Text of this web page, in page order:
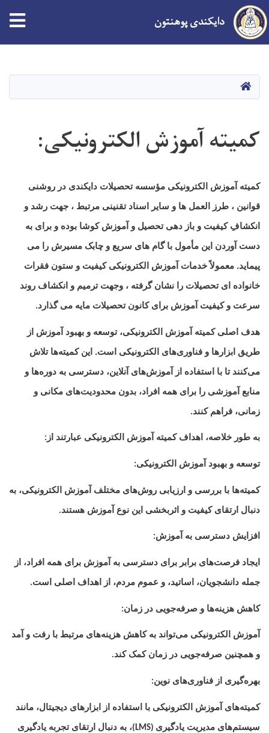
دایکندی پوهنتون
کور
کمیته آموزش الکترونیکی:
کمیته آموزش الکترونیکی مؤسسه تحصیلات دایکندی در روشنی
قوانین ، طرز العمل ها و سایر اسناد تقنینی مرتبط ، جهت رشد و
انکشافِ کیفیت و باز دهی تحصیل و آموزش کوشا بوده و برای به
دست آوردن این مأمول با گام های سریع و چابک مسیرش را می
پیماید. معمولاً خدمات آموزش الکترونیکی کیفیت و ستون فقرات
خانواده ای تحصیلات را نشان گرفته ، وجهت ترمیم و انکشاف روند
سرعت و کیفیت آموزش برای کانون تحصیلات مایه می گذارد.
هدف اصلی کمیته آموزش الکترونیکی، توسعه و بهبود آموزش از
طریق ابزارها و فناوری‌های الکترونیکی است. این کمیته‌ها تلاش
می‌کنند تا با استفاده از آموزش‌های آنلاین، دسترسی به دوره‌ها و
منابع آموزشی را برای همه افراد، بدون محدودیت‌های مکانی و
زمانی، فراهم کنند.
به طور خلاصه، اهداف کمیته آموزش الکترونیکی عبارتند از :
توسعه و بهبود آموزش الکترونیکی:
کمیته‌ها با بررسی و ارزیابی روش‌های مختلف آموزش الکترونیکی، به
دنبال ارتقای کیفیت و اثربخشی این نوع آموزش هستند.
افزایش دسترسی به آموزش:
ایجاد فرصت‌های برابر برای دسترسی به آموزش برای همه افراد، از
جمله دانشجویان، اساتید، و عموم مردم، از اهداف اصلی است.
کاهش هزینه‌ها و صرفه‌جویی در زمان:
آموزش الکترونیکی می‌تواند به کاهش هزینه‌های مرتبط با رفت و آمد
و همچنین صرفه‌جویی در زمان کمک کند.
بهره‌گیری از فناوری‌های نوین:
کمیته‌های آموزش الکترونیکی با استفاده از ابزارهای دیجیتال، مانند
سیستم‌های مدیریت یادگیری (LMS) ، به دنبال ارتقای تجربه یادگیری